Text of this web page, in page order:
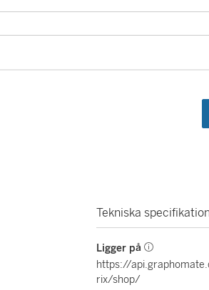
Tekniska
Ligger på
https://
rix/shop/